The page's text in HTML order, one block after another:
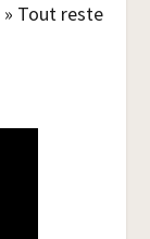
» Tout reste